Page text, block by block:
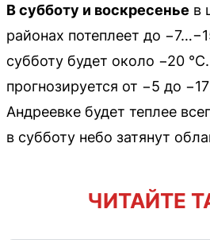
В субботу и воскресенье в
районах потеплеет до
субботу будет около −20
прогнозируется от −5 до
Андреевке будет теплее
в субботу небо затянут
ЧИТАЙТЕ